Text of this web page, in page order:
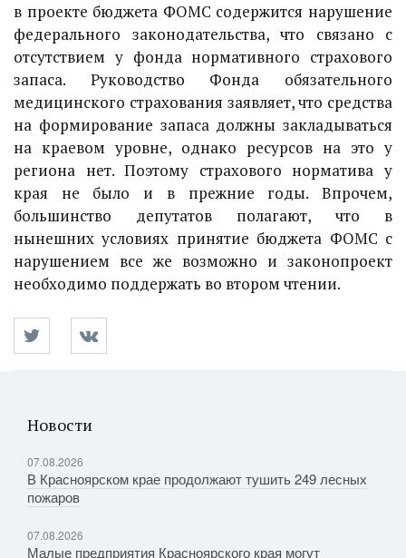
в проекте бюджета ФОМС содержится нарушение
федерального законодательства, что связано с
отсутствием у фонда нормативного страхового
запаса. Руководство Фонда обязательного
медицинского страхования заявляет, что средства
на формирование запаса должны закладываться
на краевом уровне, однако ресурсов на это у
региона нет. Поэтому страхового норматива у
края не было и в прежние годы. Впрочем,
большинство депутатов полагают, что в
нынешних условиях принятие бюджета ФОМС с
нарушением все же возможно и законопроект
необходимо поддержать во втором чтении.
Новости
07.08.2026
В Красноярском крае продолжают тушить 249 лесных
пожаров
07.08.2026
Малые предприятия Красноярского края могут